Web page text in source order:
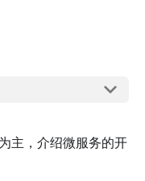
主，介绍微服务的开